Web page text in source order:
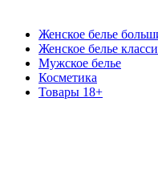
Женское белье
Женское белье
Мужское белье
Косметика
Товары 18+